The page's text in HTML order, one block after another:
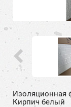
Изоляционная
Кирпич белый